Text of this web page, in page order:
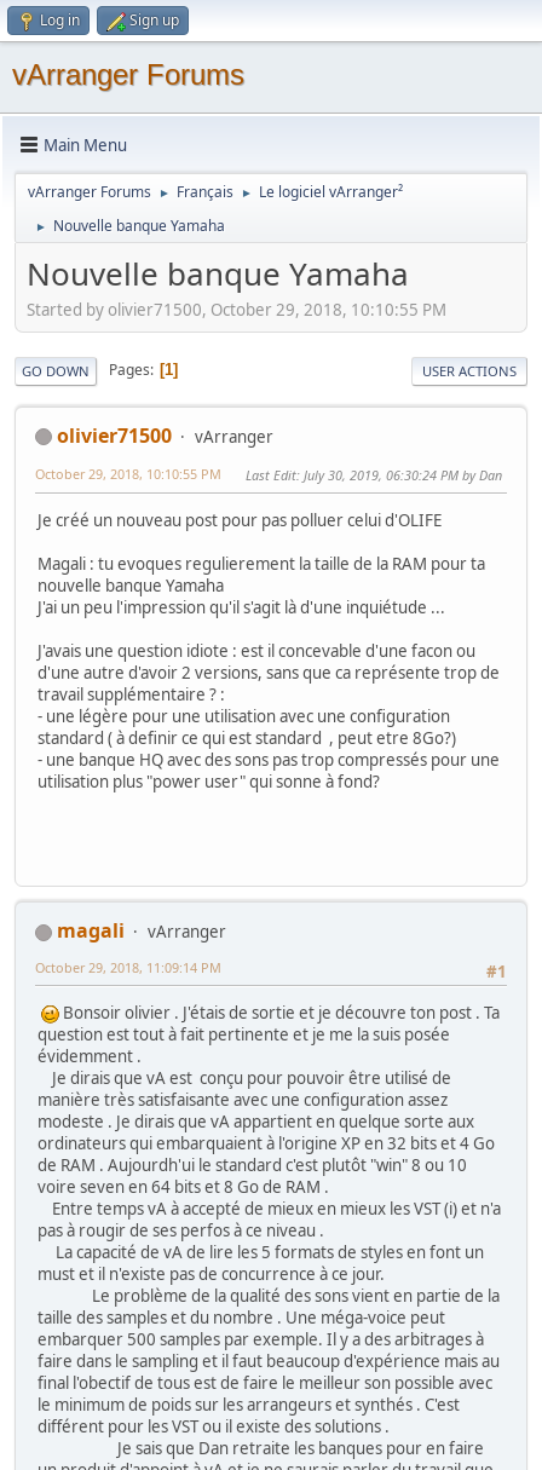
Log in Sign up
vArranger Forums
Main Menu
vArranger Forums ► Français ► Le logiciel vArranger²
► Nouvelle banque Yamaha
Nouvelle banque Yamaha
Started by olivier71500, October 29, 2018, 10:10:55 PM
GO DOWN Pages 1 USER ACTIONS
olivier71500 vArranger
October 29, 2018, 10:10:55 PM Last Edit: July 30, 2019, 06:30:24 PM by Dan
Je créé un nouveau post pour pas polluer celui d'OLIFE
Magali : tu evoques regulierement la taille de la RAM pour ta
nouvelle banque Yamaha
J'ai un peu l'impression qu'il s'agit là d'une inquiétude ...
J'avais une question idiote : est il concevable d'une facon ou
d'une autre d'avoir 2 versions, sans que ca représente trop de
travail supplémentaire ? :
- une légère pour une utilisation avec une configuration
standard ( à definir ce qui est standard , peut etre 8Go?)
- une banque HQ avec des sons pas trop compressés pour une
utilisation plus "power user" qui sonne à fond?
magali
vArranger
#1
October 29, 2018, 11:09:14 PM
Bonsoir olivier . J'étais de sortie et je découvre ton post . Ta
question est tout à fait pertinente et je me la suis posée
évidemment .
Je dirais que vA est conçu pour pouvoir être utilisé de
manière très satisfaisante avec une configuration assez
modeste . Je dirais que vA appartient en quelque sorte aux
ordinateurs qui embarquaient à l'origine XP en 32 bits et 4 Go
de RAM . Aujourdh'ui le standard c'est plutôt "win" 8 ou 10
voire seven en 64 bits et 8 Go de RAM .
Entre temps vA à accepté de mieux en mieux les VST (i) et n'a
pas à rougir de ses perfos à ce niveau .
La capacité de vA de lire les 5 formats de styles en font un
must et il n'existe pas de concurrence à ce jour.
Le problème de la qualité des sons vient en partie de la
taille des samples et du nombre . Une méga-voice peut
embarquer 500 samples par exemple. Il y a des arbitrages à
faire dans le sampling et il faut beaucoup d'expérience mais au
final l'obectif de tous est de faire le meilleur son possible avec
le minimum de poids sur les arrangeurs et synthés . C'est
différent pour les VST ou il existe des solutions .
Je sais que Dan retraite les banques pour en faire